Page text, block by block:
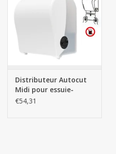
Distributeur Autocut
Midi pour essuie-
mains en rouleau -
€54,31